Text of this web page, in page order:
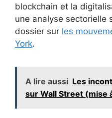
blockchain et la
une analyse sectorielle
dossier sur les
York.
A lire aussi Les
sur Wall Street (mise